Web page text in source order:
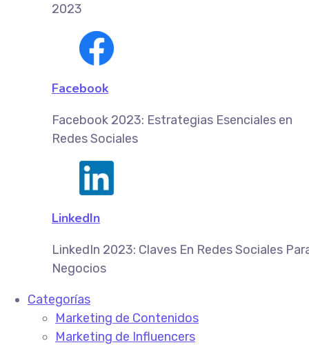
2023
Facebook
Facebook 2023: Estrategias Esenciales en
Redes Sociales
LinkedIn
LinkedIn 2023: Claves En Redes Sociales
Negocios
Categorías
Marketing de Contenidos
Marketing de Influencers